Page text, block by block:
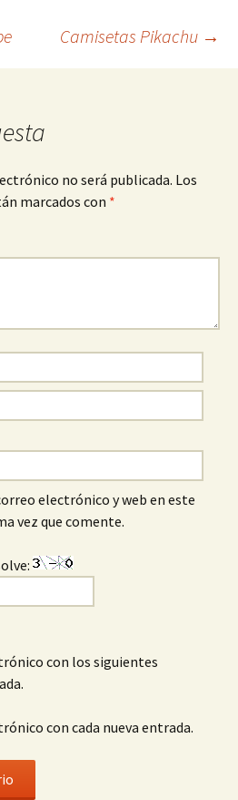
Camisetas Pikachu →
no será publicada. Los
marcados con *
electrónico y web en este
vez que comente.
con los siguientes
con cada nueva entrada.